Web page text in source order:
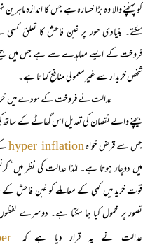
کو پہنچنے والا وہ بڑا خسارہ ہے جس کا اندازہ ماہرین
سکتے۔ بنیادی طور پر غبن فاحش کا تعلق
فروخت کے ایسے معاہدے سے ہے جس میں
شخص خریدار سے غیرمعمولی منافع کماتا ہے۔
عدالت نے فروخت کے سودے میں
بیچنے والے نقصان کی تعدیل اس گھاٹے کے
جس سے قرض خواہhyper inflation
میں دوچار ہوتا ہے۔ لہٰذا عدالت کی نظر میں‘
قوت خرید میں کمی کے معاملے کو غبن فاحش کے
تصور پر محمول کیا جا سکتا ہے۔ دوسرے
عدالت نے یہ قرار دیا ہے کہ